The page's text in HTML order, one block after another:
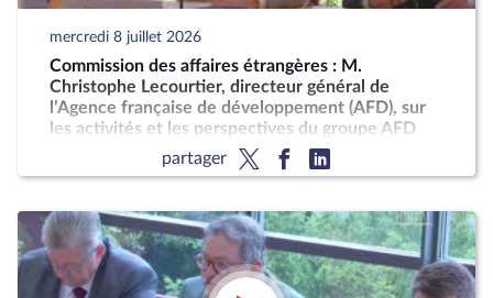
mercredi 8 juillet 2026
Commission des affaires étrangères : M.
Christophe Lecourtier, directeur général de
l’Agence française de développement (AFD), sur
les activités et les perspectives du groupe AFD
partager